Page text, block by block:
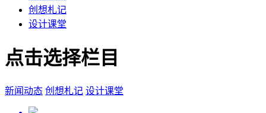
创想札记
设计课堂
点击选择栏目
新闻动态 创想札记 设计课堂